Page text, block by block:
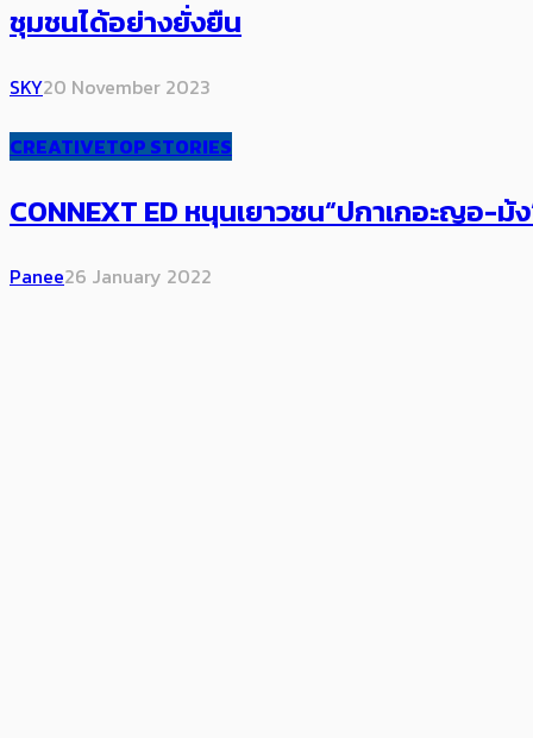
ชุมชนได้อย่างยั่งยืน
SKY20 November 2023
CREATIVETOP STORIES
CONNEXT ED หนุนเยาวชน“ปกาเกอะญอ-
Panee26 January 2022